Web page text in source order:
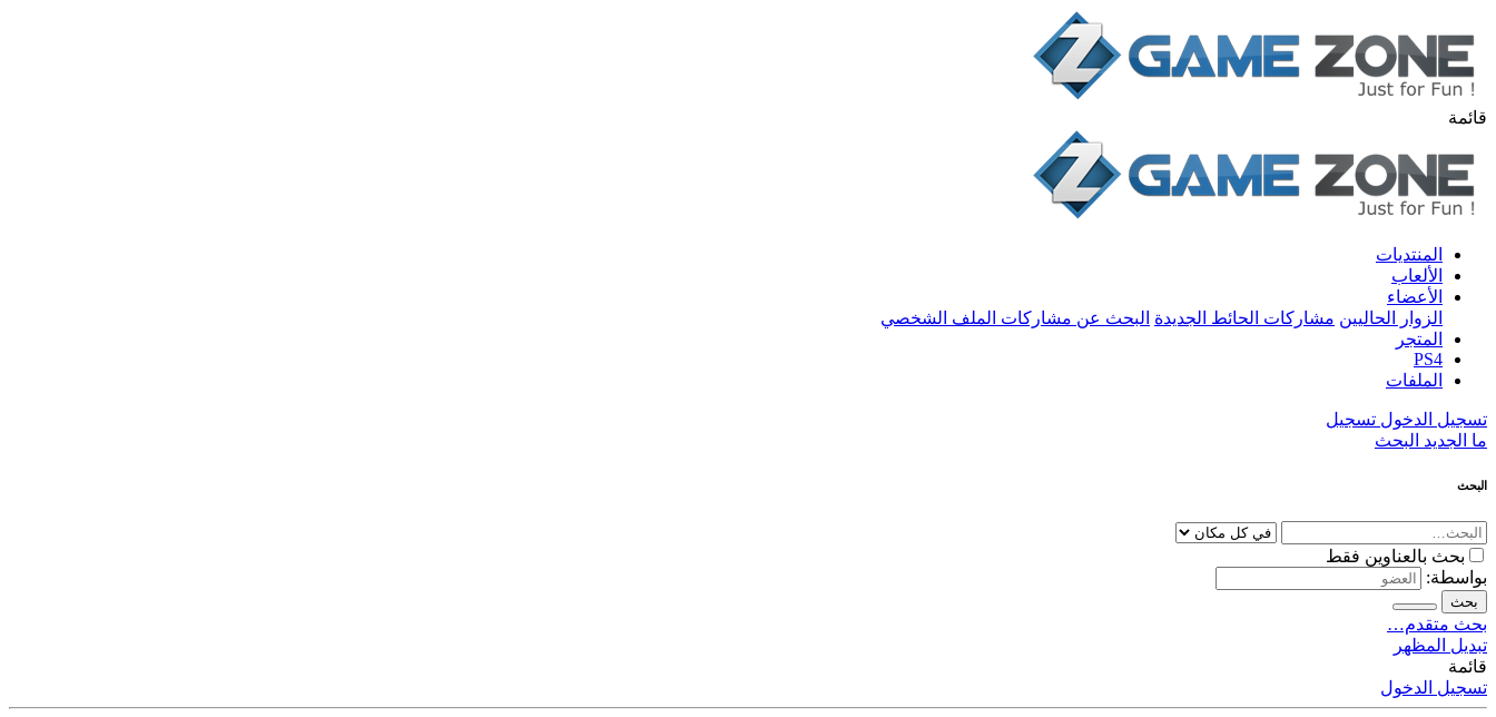
قائمة
المنتديات
الألعاب
الأعضاء
الزوار الحاليين مشاركات الحائط الجديدة البحث عن مشاركات الملف الشخصي
المتجر
PS4
الملفات
تسجيل الدخول تسجيل
ما الجديد البحث
البحث
بحث بالعناوين فقط
بواسطة:
بحث
بحث متقدم…
تبديل المظهر
قائمة
تسجيل الدخول